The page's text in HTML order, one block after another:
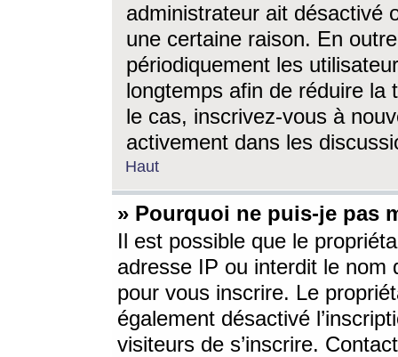
administrateur ait désactivé
une certaine raison. En
périodiquement les
longtemps afin de réduire la
le cas, inscrivez-vous à
activement dans les
Haut
» Pourquoi ne puis-je pas
Il est possible que le
adresse IP ou interdit le nom
pour vous inscrire. Le
également désactivé
visiteurs de s’inscrire.